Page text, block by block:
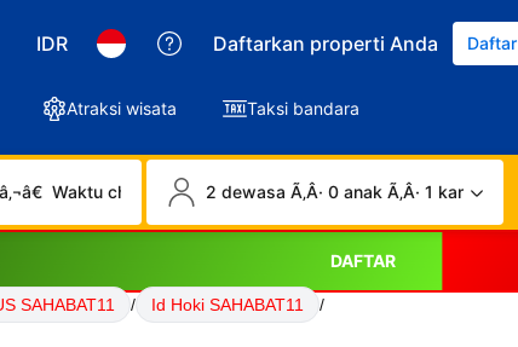
IDR Daftarkan properti Anda Daftar
Atraksi wisata Taksi bandara
Waktu check-out 2 dewasa Ã‚Â· 0 anak Ã‚Â· 1 kamar
DAFTAR
SAHABAT11 / Id Hoki SAHABAT11
/